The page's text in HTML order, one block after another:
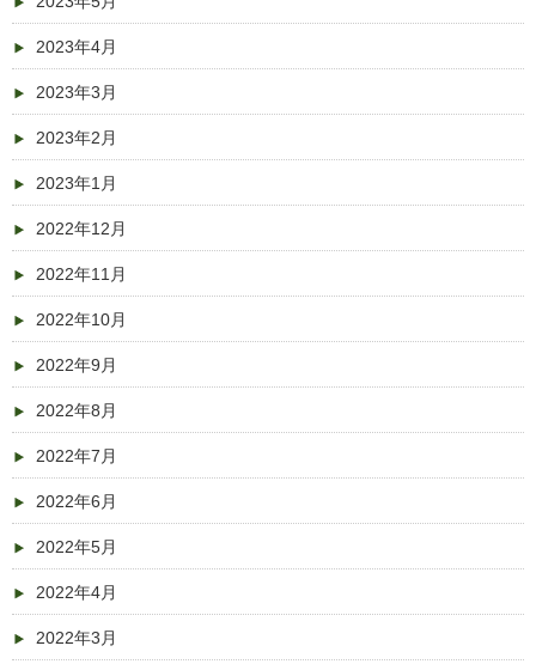
2023年4月
2023年3月
2023年2月
2023年1月
2022年12月
2022年11月
2022年10月
2022年9月
2022年8月
2022年7月
2022年6月
2022年5月
2022年4月
2022年3月